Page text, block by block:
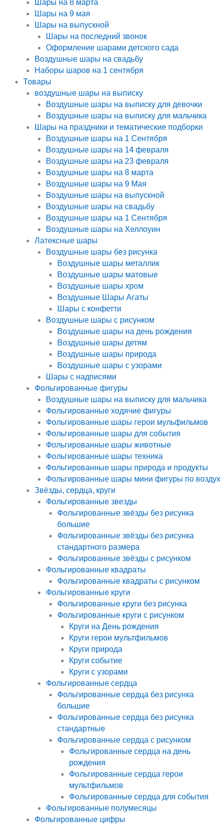
Шары на 8 марта
Шары на 9 мая
Шары на выпускной
Шары на последний звонок
Оформление шарами детского сада
Воздушные шары на свадьбу
Наборы шаров на 1 сентября
Товары
воздушные шары на выписку
Воздушные шары на выписку для девочки
Воздушные шары на выписку для мальчика
Шары на праздники и тематические подборки
Воздушные шары на 1 Сентября
Воздушные шары на 14 февраля
Воздушные шары на 23 февраля
Воздушные шары на 8 марта
Воздушные шары на 9 Мая
Воздушные шары на выпускной
Воздушные шары на свадьбу
Воздушные шары на 1 Сентября
Воздушные шары на Хеллоуин
Латексные шары
Воздушные шары без рисунка
Воздушные шары металлик
Воздушные шары матовые
Воздушные шары хром
Воздушные Шары Агаты
Шары с конфетти
Воздушные шары с рисунком
Воздушные шары на день рождения
Воздушные шары детям
Воздушные шары природа
Воздушные шары с узорами
Шары с надписями
Фольгированные фигуры
Воздушные шары на выписку для мальчика
Фольгированные ходячие фигуры
Фольгированные шары герои мульфильмов
Фольгированные шары для события
Фольгированные шары животные
Фольгированные шары техника
Фольгированные шары природа и продукты
Фольгированные шары мини фигуры по воздух
Звёзды, сердца, круги
Фольгированные звезды
Фольгированные звёзды без рисунка
большие
Фольгированные звёзды без рисунка
стандартного размера
Фольгированные звёзды с рисунком
Фольгированные квадраты
Фольгированные квадраты с рисунком
Фольгированные круги
Фольгированные круги без рисунка
Фольгированные круги с рисунком
Круги на День рождения
Круги герои мультфильмов
Круги природа
Круги событие
Круги с узорами
Фольгированные сердца
Фольгированные сердца без рисунка
большие
Фольгированные сердца без рисунка
стандартные
Фольгированные сердца с рисунком
Фольгированные сердца на день
рождения
Фольгированные сердца герои
мультфильмов
Фольгированные сердца для события
Фольгированные полумесяцы
Фольгированные цифры